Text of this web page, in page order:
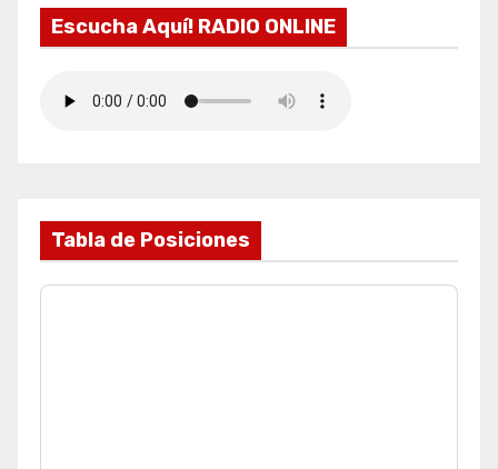
Escucha Aquí! RADIO ONLINE
Tabla de Posiciones